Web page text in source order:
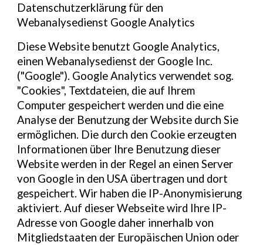
Datenschutzerklärung für den
Webanalysedienst Google Analytics
Diese Website benutzt Google Analytics,
einen Webanalysedienst der Google Inc.
("Google"). Google Analytics verwendet sog.
"Cookies", Textdateien, die auf Ihrem
Computer gespeichert werden und die eine
Analyse der Benutzung der Website durch Sie
ermöglichen. Die durch den Cookie erzeugten
Informationen über Ihre Benutzung dieser
Website werden in der Regel an einen Server
von Google in den USA übertragen und dort
gespeichert. Wir haben die IP-Anonymisierung
aktiviert. Auf dieser Webseite wird Ihre IP-
Adresse von Google daher innerhalb von
Mitgliedstaaten der Europäischen Union oder